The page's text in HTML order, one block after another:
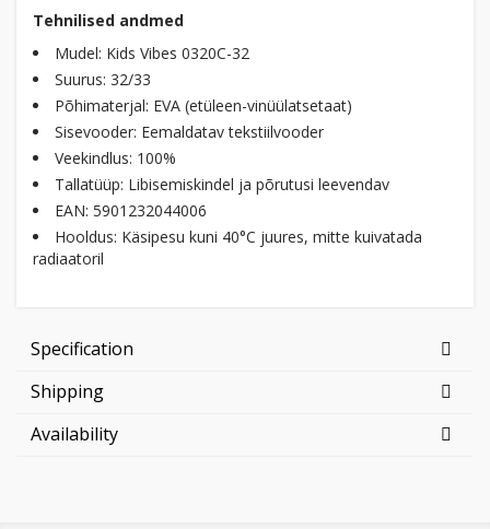
Tehnilised andmed
Mudel: Kids Vibes 0320C-32
Suurus: 32/33
Põhimaterjal: EVA (etüleen-vinüülatsetaat)
Sisevooder: Eemaldatav tekstiilvooder
Veekindlus: 100%
Tallatüüp: Libisemiskindel ja põrutusi leevendav
EAN: 5901232044006
Hooldus: Käsipesu kuni 40°C juures, mitte kuivatada
radiaatoril
Specification
Shipping
Availability